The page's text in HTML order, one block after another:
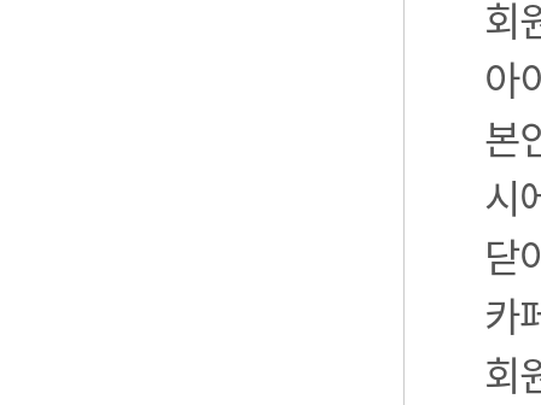
회
아
본
시
닫
카
회